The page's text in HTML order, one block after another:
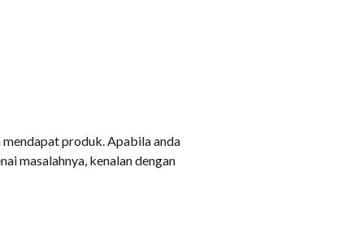
mendapat produk. Apabila anda
masalahnya, kenalan dengan